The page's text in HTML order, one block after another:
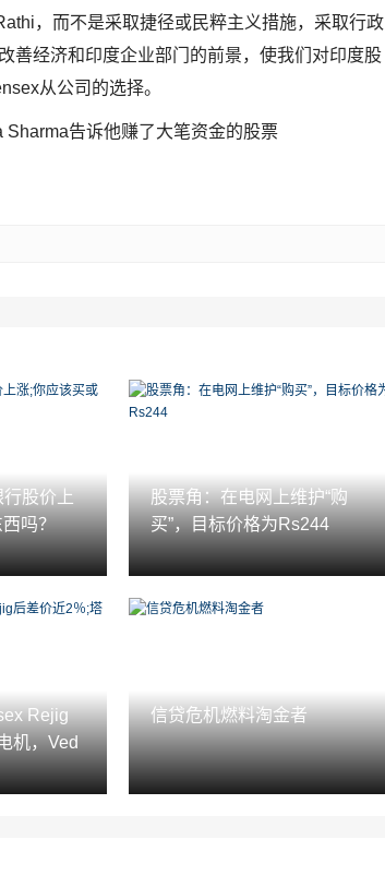
，而不是采取捷径或民粹主义措施，采取行政
善经济和印度企业部门的前景，使我们对印度股
从公司的选择。
Sharma告诉他赚了大笔资金的股票
行股价上
吗？
股票角：在电网上维护“购
买”，目标价格为Rs244
Rejig
机，Ved
信贷危机燃料淘金者